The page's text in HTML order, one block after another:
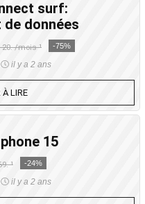
surf:
de données
20.-/mois ¹ -75%
il y a 2 ans
LIRE
15
¹ -24%
il y a 2 ans